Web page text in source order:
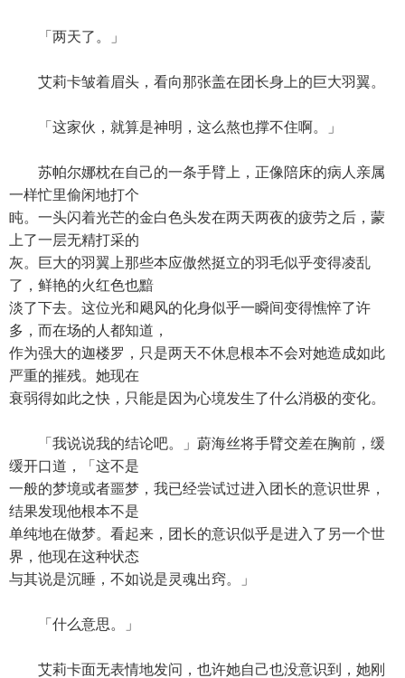
「两天了。」
艾莉卡皱着眉头，看向那张盖在团长身上的巨大羽翼。
「这家伙，就算是神明，这么熬也撑不住啊。」
苏帕尔娜枕在自己的一条手臂上，正像陪床的病人亲属
一样忙里偷闲地打个
盹。一头闪着光芒的金白色头发在两天两夜的疲劳之后，蒙
上了一层无精打采的
灰。巨大的羽翼上那些本应傲然挺立的羽毛似乎变得凌乱
了，鲜艳的火红色也黯
淡了下去。这位光和飓风的化身似乎一瞬间变得憔悴了许
多，而在场的人都知道，
作为强大的迦楼罗，只是两天不休息根本不会对她造成如此
严重的摧残。她现在
衰弱得如此之快，只能是因为心境发生了什么消极的变化。
「我说说我的结论吧。」蔚海丝将手臂交差在胸前，缓
缓开口道，「这不是
一般的梦境或者噩梦，我已经尝试过进入团长的意识世界，
结果发现他根本不是
单纯地在做梦。看起来，团长的意识似乎是进入了另一个世
界，他现在这种状态
与其说是沉睡，不如说是灵魂出窍。」
「什么意思。」
艾莉卡面无表情地发问，也许她自己也没意识到，她刚